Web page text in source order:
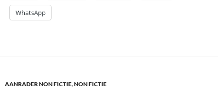
WhatsApp
AANRADER NON FICTIE,NON FICTIE